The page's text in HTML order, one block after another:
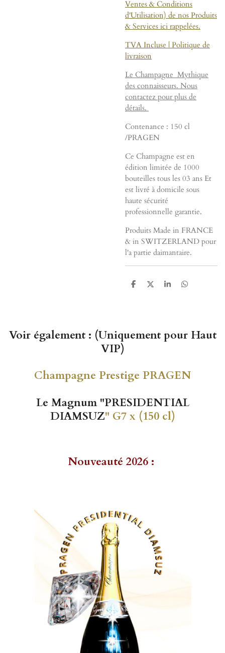
Ventes & Conditions
d'Utilisation) de nos Produits
& Services ici rappelées.
TVA Incluse | Politique de
livraison
Le Champagne Mythique
des connaisseurs. Nous
contactez pour plus de
détails.
Contenance : 150 cl
/PRAGEN
Ce Champagne est en
édition limitée de 1000
bouteilles tous les 03 ans Et
est livré à domicile sous
haute sécurité
professionnelle garantie.
Produits Made in FRANCE
& in SWITZERLAND pour
l'a partie daimantaire.
P
e
r
P
e
r
P
e
r
P
e
r
Voir également : (Uniquement pour Haut
VIP)
Champagne Prestige PRAGEN
Le Magnum "PRESIDENTIAL
DIAMSUZ" G7 x (150 cl)
Nouveauté 2026 :